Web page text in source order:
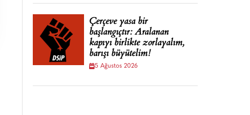
Çerçeve yasa bir
başlangıçtır: Aralanan
kapıyı birlikte zorlayalım,
barışı büyütelim!
5 Ağustos 2026